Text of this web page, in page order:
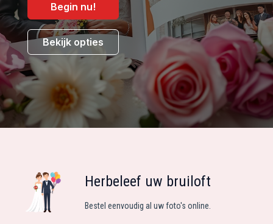
Begin nu!
Bekijk opties
Herbeleef uw bruiloft
Bestel eenvoudig al uw foto's online.